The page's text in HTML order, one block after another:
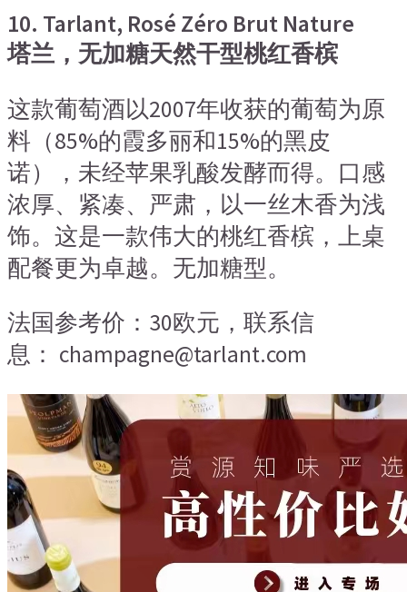
10. Tarlant, Rosé Zéro Brut Nature
塔兰，无加糖天然干型桃红香槟
这款葡萄酒以2007年收获的葡萄为原
料（85%的霞多丽和15%的黑皮
诺），未经苹果乳酸发酵而得。口感
浓厚、紧凑、严肃，以一丝木香为浅
饰。这是一款伟大的桃红香槟，上桌
配餐更为卓越。无加糖型。
法国参考价：30欧元，联系信
息： champagne@tarlant.com